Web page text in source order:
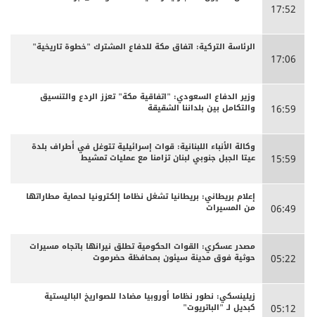
17:52
17:06
الرئاسة التركية: اتفاق مكة للدفاع المشترك "خطوة تاريخية"
16:59
وزير الدفاع السعودي: "اتفاقية مكة" تعزز الردع والتنسيق
والتكامل بين بلداننا الشقيقة
15:59
وكالة الأنباء اللبنانية: قوات إسرائيلية تتوغل في أطراف بلدة
عيتا الجبل جنوبي لبنان تزامنا مع عمليات تمشيط
06:49
إعلام بريطاني: بريطانيا تشغل نظاما إلكترونيا لحماية مطاراتها
من المسيرات
05:22
مصدر عسكري: القوات الحكومية تطلق نيرانها باتجاه مسيرات
حوثية فوق مدينة سيئون بمحافظة حضرموت
05:12
زيلينسكي: نطور نظاما أوروبيا مضادا للصواريخ الباليستية
كبديل لـ "الباتريوت"